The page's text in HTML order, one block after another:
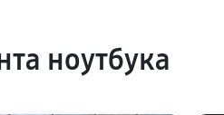
ноутбука